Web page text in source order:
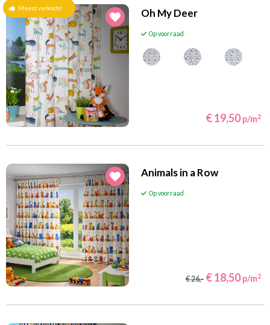
Meest verkocht Oh My Deer
Op voorraad
€ 19,50 p/m2
Animals in a Row
Op voorraad
€ 26,- € 18,50 p/m2